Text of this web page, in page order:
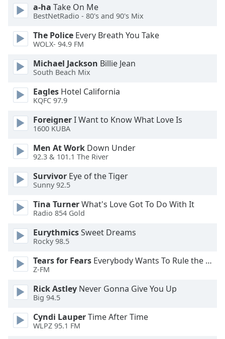
Picture-
Picture
Fullscreen
This
modal
window.
Beginning
dialog
window.
Escape
and
close
window.
Text
Color
Opacity
a-ha Take On Me
BestNetRadio - 80's and 90's Mix
The Police Every Breath You Take
WOLX- 94.9 FM
Michael Jackson Billie Jean
South Beach Mix
Eagles Hotel California
KQFC 97.9
ForeignerI Want to Know What Love Is
1600 KUBA
Men At Work Down Under
92.3 & 101.1 The River
Survivor Eye of the Tiger
Sunny 92.5
Tina TurnerWhat's Love Got To Do With It
Radio 854 Gold
EurythmicsSweet Dreams
Rocky 98.5
Tears for Fears Everybody Wants To Rule the World
Z-FM
Rick Astley Never Gonna Give You Up
Big 94.5
Cyndi LauperTime After Time
WLPZ 95.1 FM